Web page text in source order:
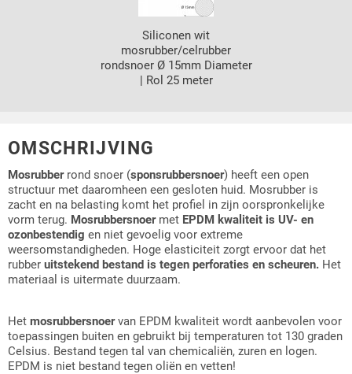
Siliconen wit
mosrubber/celrubber
rondsnoer Ø 15mm Diameter
| Rol 25 meter
OMSCHRIJVING
Mosrubberrond snoer (sponsrubbersnoer) heeft een open
structuur met daaromheen een gesloten huid. Mosrubber is
zacht en na belasting komt het profiel in zijn oorspronkelijke
vorm terug. Mosrubbersnoermet EPDM kwaliteit is UV- en
ozonbestendig en niet gevoelig voor extreme
weersomstandigheden. Hoge elasticiteit zorgt ervoor dat het
rubber uitstekend bestand is tegen perforaties en scheuren. Het
materiaal is uitermate duurzaam.
Het mosrubbersnoervan EPDM kwaliteit wordt aanbevolen voor
toepassingen buiten en gebruikt bij temperaturen tot 130 graden
Celsius. Bestand tegen tal van chemicaliën, zuren en logen.
EPDM is niet bestand tegen oliën en vetten!